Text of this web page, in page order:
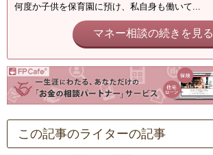
何度か子供を保育園に預け、私自身も働いて...
マネー相談の続きを見る
この記事のライターの記事